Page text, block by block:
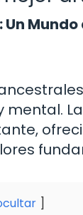
mental.